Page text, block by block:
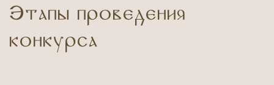
Этапы проведения
конкурса